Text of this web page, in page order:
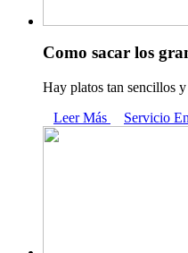
Como sacar los
Hay platos tan sencillos
Leer Más
Servicio